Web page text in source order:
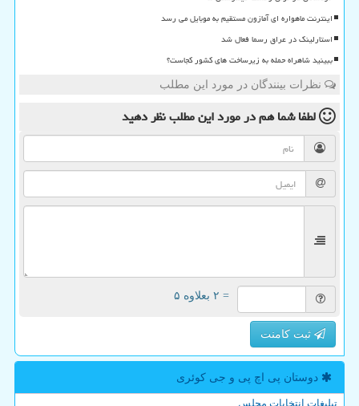
اینترنت ماهواره ای آمازون مستقیم به موبایل می رسد
استارلینک در عراق رسما فعال شد
ببینید شاهراه حمله به زیرساخت های کشور کجاست؟
نظرات بینندگان در مورد این مطلب
لطفا شما همدر مورد این مطلبنظر دهید
= ۲ بعلاوه ۵
ثبت کامنت
دوستان پی اچ پی و جی كوئری
تبلیغات انتخابات مجلس